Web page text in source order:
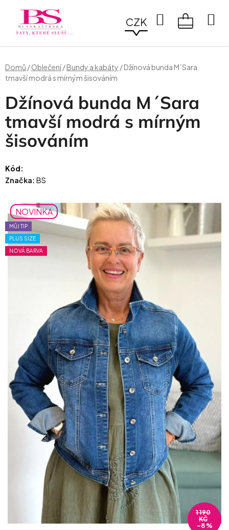
obsah
CZK
Hledat
Domů /Oblečení/Bundy a kabáty /Džínová bunda M´Sara
tmavší modrá s mírným šisováním
Džínová bunda M´Sara
tmavší modrá s mírným
šisováním
Kód:
Značka: BS
NOVINKA
MŮJ TIP
PLUS SIZE
NOVÁ BARVA
1 190
KČ
–8 %